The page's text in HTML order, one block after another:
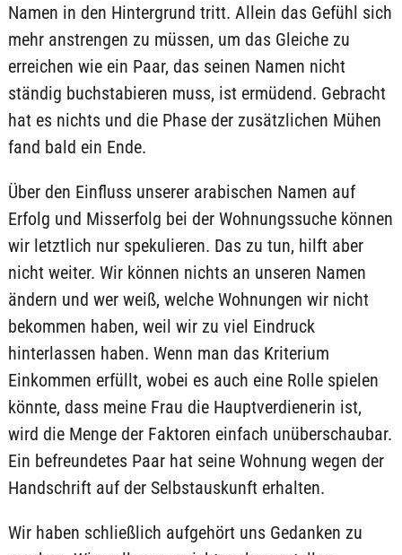
Namen in den Hintergrund tritt. Allein das Gefühl sich
mehr anstrengen zu müssen, um das Gleiche zu
erreichen wie ein Paar, das seinen Namen nicht
ständig buchstabieren muss, ist ermüdend. Gebracht
hat es nichts und die Phase der zusätzlichen Mühen
fand bald ein Ende.
Über den Einfluss unserer arabischen Namen auf
Erfolg und Misserfolg bei der Wohnungssuche können
wir letztlich nur spekulieren. Das zu tun, hilft aber
nicht weiter. Wir können nichts an unseren Namen
ändern und wer weiß, welche Wohnungen wir nicht
bekommen haben, weil wir zu viel Eindruck
hinterlassen haben. Wenn man das Kriterium
Einkommen erfüllt, wobei es auch eine Rolle spielen
könnte, dass meine Frau die Hauptverdienerin ist,
wird die Menge der Faktoren einfach unüberschaubar.
Ein befreundetes Paar hat seine Wohnung wegen der
Handschrift auf der Selbstauskunft erhalten.
Wir haben schließlich aufgehört uns Gedanken zu